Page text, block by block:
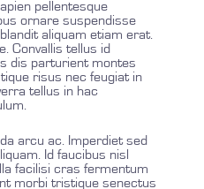
pellentesque
ornare suspendisse
aliquam etiam erat.
Convallis tellus id
dis parturient montes
risus nec feugiat in
tellus in hac
arcu ac. Imperdiet sed
Id faucibus nisl
facilisi cras fermentum
morbi tristique senectus